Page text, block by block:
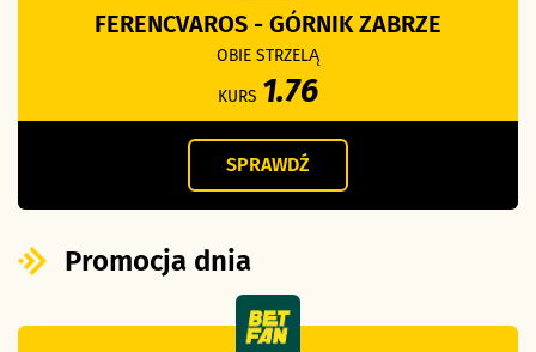
FERENCVAROS - GÓRNIK ZABRZE
OBIE STRZELĄ
KURS 1.76
SPRAWDŹ
Promocja dnia